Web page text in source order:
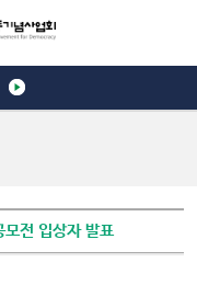
전 입상자 발표